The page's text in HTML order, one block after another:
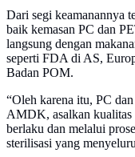
Dari segi keamanannya
baik kemasan PC dan
langsung dengan
seperti FDA di AS,
Badan POM.
“Oleh karena itu, PC
AMDK, asalkan kualitas
berlaku dan melalui
sterilisasi yang